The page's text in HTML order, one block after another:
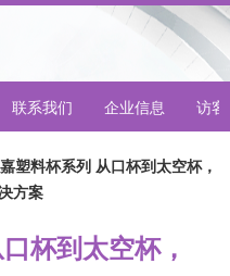
联系我们 企业信息 访客
塑料杯系列 从口杯到太空杯，
方案
杯到太空杯，